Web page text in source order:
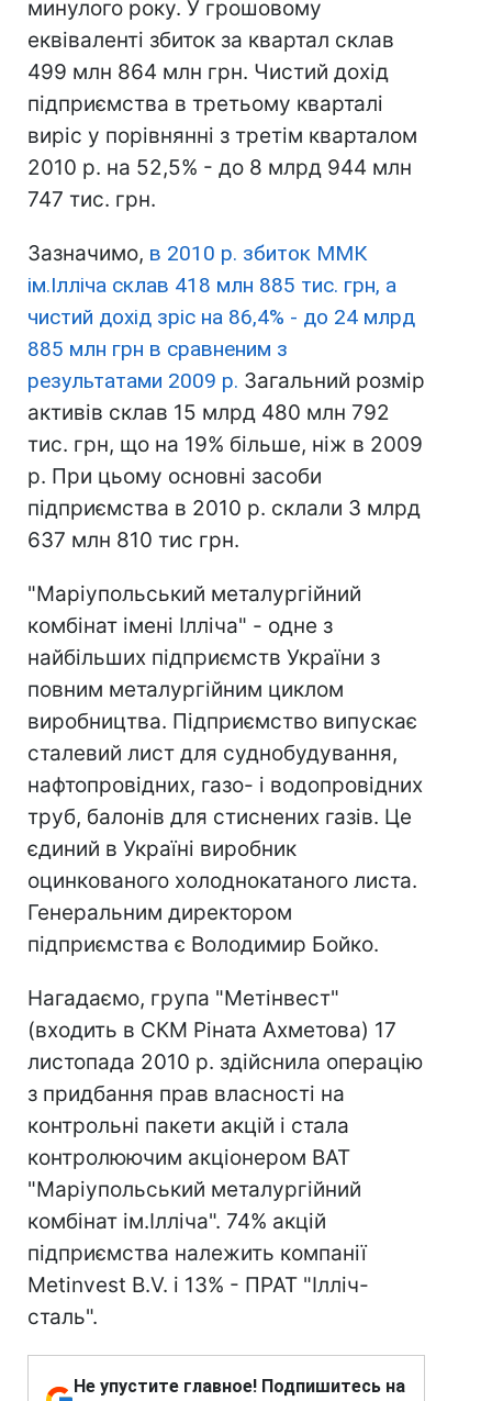
минулого року. У грошовому
еквіваленті збиток за квартал склав
499 млн 864 млн грн. Чистий дохід
підприємства в третьому кварталі
виріс у порівнянні з третім кварталом
2010 р. на 52,5% - до 8 млрд 944 млн
747 тис. грн.
Зазначимо, в 2010 р. збиток ММК
ім.Ілліча склав 418 млн 885 тис. грн, а
чистий дохід зріс на 86,4% - до 24 млрд
885 млн грн в сравненим з
результатами 2009 р. Загальний розмір
активів склав 15 млрд 480 млн 792
тис. грн, що на 19% більше, ніж в 2009
р. При цьому основні засоби
підприємства в 2010 р. склали 3 млрд
637 млн 810 тис грн.
"Маріупольський металургійний
комбінат імені Ілліча" - одне з
найбільших підприємств України з
повним металургійним циклом
виробництва. Підприємство випускає
сталевий лист для суднобудування,
нафтопровідних, газо- і водопровідних
труб, балонів для стиснених газів. Це
єдиний в Україні виробник
оцинкованого холоднокатаного листа.
Генеральним директором
підприємства є Володимир Бойко.
Нагадаємо, група "Метінвест"
(входить в СКМ Ріната Ахметова) 17
листопада 2010 р. здійснила операцію
з придбання прав власності на
контрольні пакети акцій і стала
контролюючим акціонером ВАТ
"Маріупольський металургійний
комбінат ім.Ілліча". 74% акцій
підприємства належить компанії
Metinvest B.V. і 13% - ПРАТ "Ілліч-
сталь".
Не упустите главное! Подпишитесь на